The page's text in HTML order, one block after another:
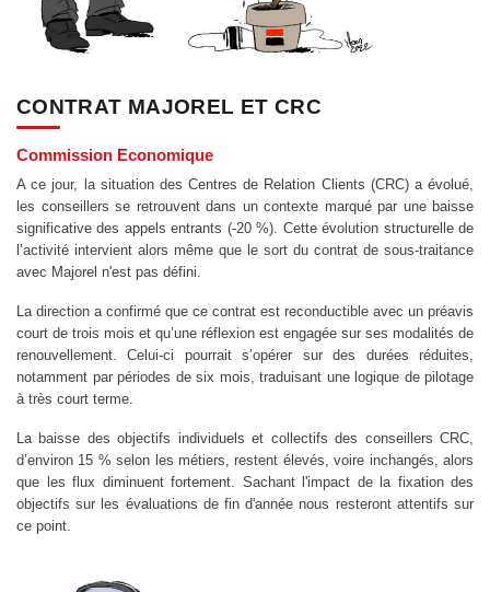
CONTRAT MAJOREL ET CRC
Commission Economique
A ce jour, la situation des Centres de Relation Clients (CRC) a évolué,
les conseillers se retrouvent dans un contexte marqué par une baisse
significative des appels entrants (-20 %). Cette évolution structurelle de
l’activité intervient alors même que le sort du contrat de sous-traitance
avec Majorel n'est pas défini.
La direction a confirmé que ce contrat est reconductible avec un préavis
court de trois mois et qu’une réflexion est engagée sur ses modalités de
renouvellement. Celui-ci pourrait s’opérer sur des durées réduites,
notamment par périodes de six mois, traduisant une logique de pilotage
à très court terme.
La baisse des objectifs individuels et collectifs des conseillers CRC,
d’environ 15 % selon les métiers, restent élevés, voire inchangés, alors
que les flux diminuent fortement. Sachant l'impact de la fixation des
objectifs sur les évaluations de fin d'année nous resteront attentifs sur
ce point.